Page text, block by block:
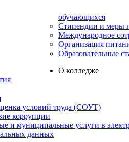
обучающихся
Стипендии и меры
Международное
Организация
Образовательные
О колледже
условий труда (СОУТ)
коррупции
и муниципальные услуги в
данных